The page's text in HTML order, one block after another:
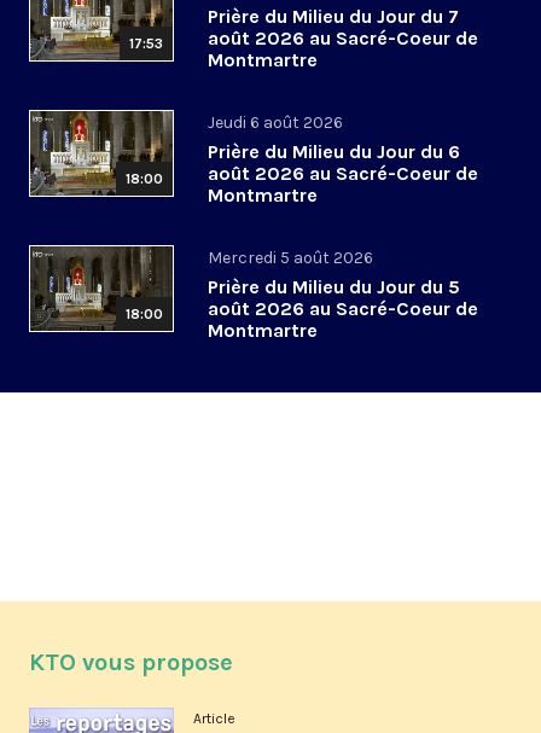
17:53
Prière du Milieu du Jour du 7
août 2026 au Sacré-Coeur de
Montmartre
18:00
Jeudi 6 août 2026
Prière du Milieu du Jour du 6
août 2026 au Sacré-Coeur de
Montmartre
18:00
Mercredi 5 août 2026
Prière du Milieu du Jour du 5
août 2026 au Sacré-Coeur de
Montmartre
KTO vous propose
Article